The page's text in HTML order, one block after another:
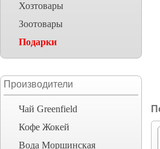
Хозтовары
Зоотовары
Подарки
Производители
Чай Greenfield
Кофе Жокей
Вода Моршинская